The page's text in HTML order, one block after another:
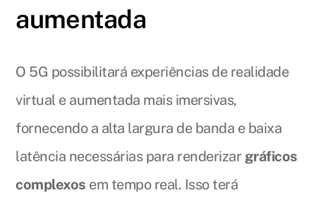
aumentada
O 5G possibilitará experiências de realidade
virtual e aumentada mais imersivas,
fornecendo a alta largura de banda e baixa
latência necessárias para renderizar gráficos
complexos em tempo real. Isso terá